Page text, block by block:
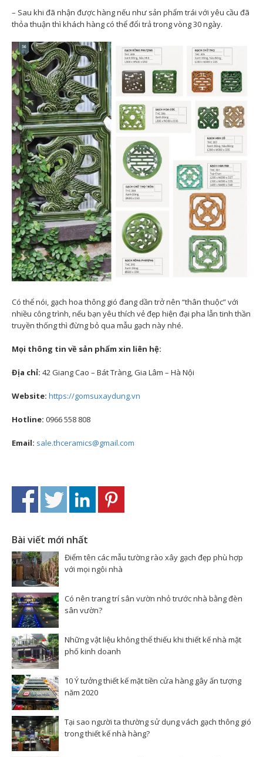
– Sau khi đã nhận được hàng nếu như sản phẩm trái với yêu cầu đã
thỏa thuận thì khách hàng có thể đổi trả trong vòng 30 ngày.
Có thể nói, gạch hoa thông gió đang dần trở nên “thân thuộc” với
nhiều công trình, nếu bạn yêu thích vẻ đẹp hiện đại pha lẫn tinh thần
truyền thống thì đừng bỏ qua mẫu gạch này nhé.
Mọi thông tin về sản phẩm xin liên hệ:
Địa chỉ: 42 Giang Cao – Bát Tràng, Gia Lâm – Hà Nội
Website: https://gomsuxaydung.vn
Hotline: 0966 558 808
Email: sale.thceramics@gmail.com
Bài viết mới nhất
Điểm tên các mẫu tường rào xây gạch đẹp phù hợp
với mọi ngôi nhà
Có nên trang trí sân vườn nhỏ trước nhà bằng đèn
sân vườn?
Những vật liệu không thể thiếu khi thiết kế nhà mặt
phố kinh doanh
10 Ý tưởng thiết kế mặt tiền cửa hàng gây ấn tượng
năm 2020
Tại sao người ta thường sử dụng vách gạch thông gió
trong thiết kế nhà hàng?